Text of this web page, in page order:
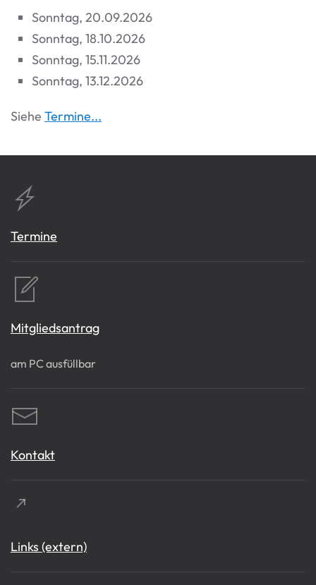
Sonntag, 20.09.2026
Sonntag, 18.10.2026
Sonntag, 15.11.2026
Sonntag, 13.12.2026
Siehe Termine...
Termine
Mitgliedsantrag
am PC ausfüllbar
Kontakt
Links (extern)